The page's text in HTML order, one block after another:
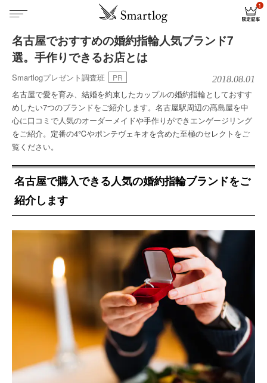
名古屋でおすすめの婚約指輪人気ブランド7
選。手作りできるお店とは
Smartlogプレゼント調査班 PR 2018.08.01
名古屋で愛を育み、結婚を約束したカップルの婚約指輪としておすす
めしたい7つのブランドをご紹介します。名古屋駅周辺の髙島屋を中
心に口コミで人気のオーダーメイドや手作りができエンゲージリング
をご紹介。定番の4℃やポンテヴェキオを含めた至極のセレクトをご
覧ください。
名古屋で購入できる人気の婚約指輪ブランドをご
紹介します